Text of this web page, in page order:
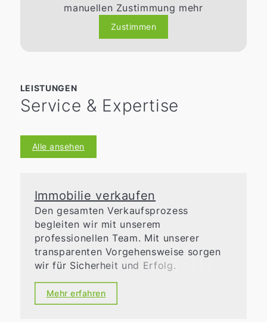
manuellen Zustimmung mehr
Zustimmen
LEISTUNGEN
Service & Expertise
Alle ansehen
Immobilie verkaufen
Den gesamten Verkaufsprozess
begleiten wir mit unserem
professionellen Team. Mit unserer
transparenten Vorgehensweise sorgen
wir für Sicherheit und Erfolg.
Mehr erfahren